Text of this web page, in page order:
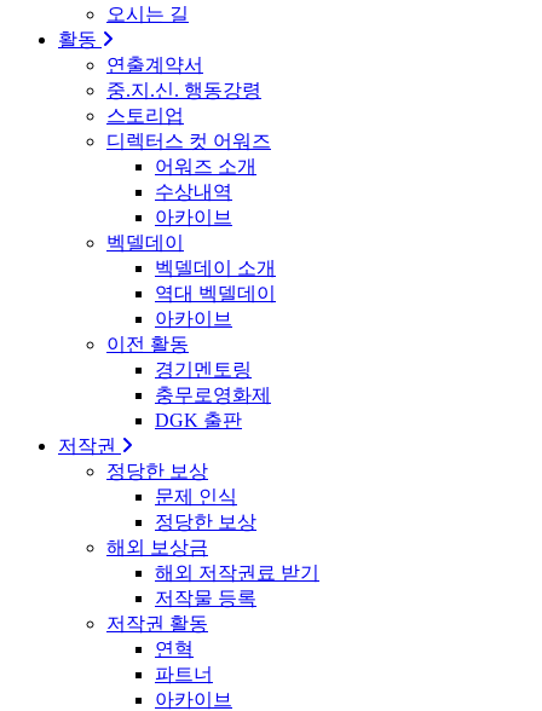
오시는 길
활동
연출계약서
중.지.신. 행동강령
스토리업
디렉터스 컷 어워즈
어워즈 소개
수상내역
아카이브
벡델데이
벡델데이 소개
역대 벡델데이
아카이브
이전 활동
경기멘토링
충무로영화제
DGK 출판
저작권
정당한 보상
문제 인식
정당한 보상
해외 보상금
해외 저작권료 받기
저작물 등록
저작권 활동
연혁
파트너
아카이브